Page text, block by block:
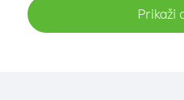
Prikaži